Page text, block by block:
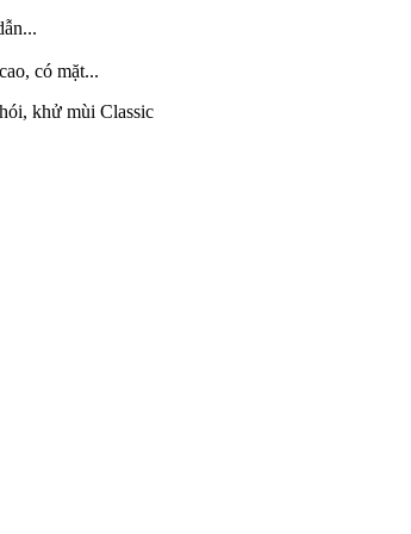
có mặt...
khử mùi Classic